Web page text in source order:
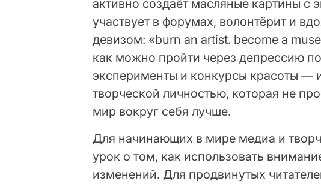
активно создаёт масляные картины с
участвует в форумах, волонтёрит и
девизом: «burn an artist. become a
как можно пройти через депрессию
эксперименты и конкурсы красоты —
творческой личностью, которая не
мир вокруг себя лучше.
Для начинающих в мире медиа и
урок о том, как использовать
изменений. Для продвинутых